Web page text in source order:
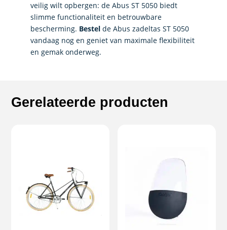
veilig wilt opbergen: de Abus ST 5050 biedt
slimme functionaliteit en betrouwbare
bescherming. Bestelde Abus zadeltas ST 5050
vandaag nog en geniet van maximale flexibiliteit
en gemak onderweg.
Gerelateerde producten